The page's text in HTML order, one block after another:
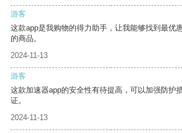
游客
这款app是我购物的得力助手，让我能够找到最优
的商品。
2024-11-13
游客
这款加速器app的安全性有待提高，可以加强防护
证。
2024-11-13